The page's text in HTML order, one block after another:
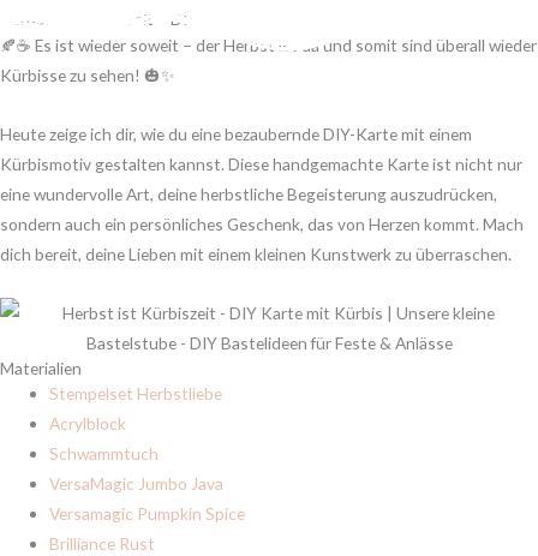
Herbst ist Kürbiszeit – DIY Karte mit Kürbis
🍂☕ Es ist wieder soweit – der Herbst ist da und somit sind überall wieder
Kürbisse zu sehen! 🎃✨
Heute zeige ich dir, wie du eine bezaubernde DIY-Karte mit einem
Kürbismotiv gestalten kannst. Diese handgemachte Karte ist nicht nur
eine wundervolle Art, deine herbstliche Begeisterung auszudrücken,
sondern auch ein persönliches Geschenk, das von Herzen kommt. Mach
dich bereit, deine Lieben mit einem kleinen Kunstwerk zu überraschen.
Materialien
Stempelset Herbstliebe
Acrylblock
Schwammtuch
VersaMagic Jumbo Java
Versamagic Pumpkin Spice
Brilliance Rust
30,60 €27,54 €.